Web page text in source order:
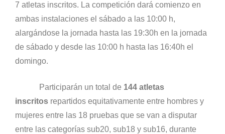
7 atletas inscritos. La competición dará comienzo en
ambas instalaciones el sábado a las 10:00 h,
alargándose la jornada hasta las 19:30h en la jornada
de sábado y desde las 10:00 h hasta las 16:40h el
domingo.
Participarán un total de 144 atletas
inscritos repartidos equitativamente entre hombres y
mujeres entre las 18 pruebas que se van a disputar
entre las categorías sub20, sub18 y sub16, durante